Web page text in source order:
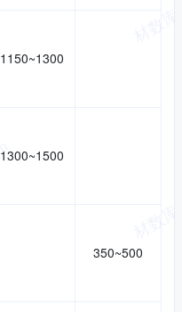
1150~1300
1300~1500
350~500